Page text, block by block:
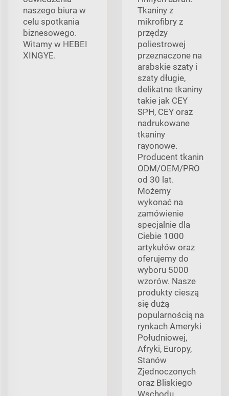
naszego biura w
celu spotkania
biznesowego.
Witamy w HEBEI
XINGYE.
Tkaniny z
mikrofibry z
przędzy
poliestrowej
przeznaczone na
arabskie szaty i
szaty długie,
delikatne tkaniny
takie jak CEY
SPH, CEY oraz
nadrukowane
tkaniny
rayonowe.
Producent tkanin
ODM/OEM/PRO
od 30 lat.
Możemy
wykonać na
zamówienie
specjalnie dla
Ciebie 1000
artykułów oraz
oferujemy do
wyboru 5000
wzorów. Nasze
produkty cieszą
się dużą
popularnością na
rynkach Ameryki
Południowej,
Afryki, Europy,
Stanów
Zjednoczonych
oraz Bliskiego
Wschodu.